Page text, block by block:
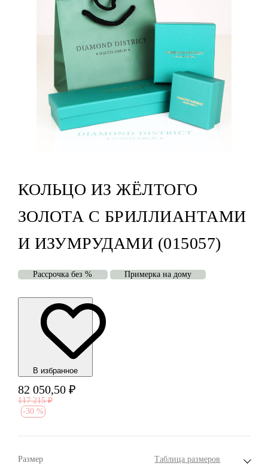
КОЛЬЦО ИЗ ЖЁЛТОГО
ЗОЛОТА С БРИЛЛИАНТАМИ
И ИЗУМРУДАМИ (015057)
Рассрочка без % Примерка на дому
В избранноe
82 050,50 ₽
117 215 ₽
-30 %
Размер Таблица размеров